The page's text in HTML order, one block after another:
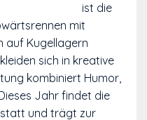
ist die
mit
auf Kugellagern
sich in kreative
kombiniert Humor,
Jahr findet die
und trägt zur